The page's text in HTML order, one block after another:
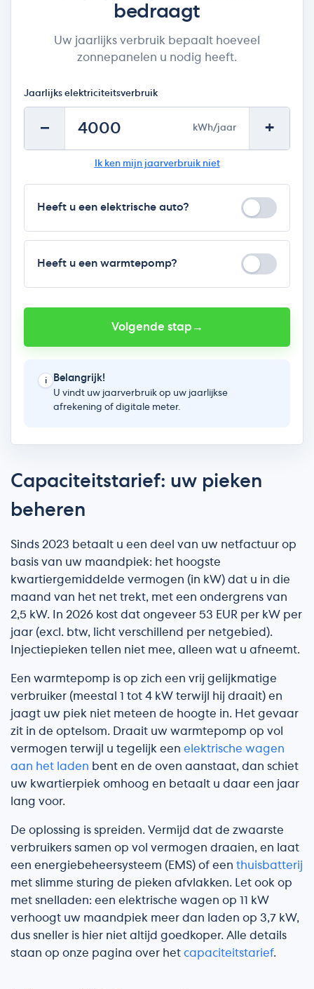
Capaciteitstarief: uw pieken
beheren
Sinds 2023 betaalt u een deel van uw netfactuur op
basis van uw maandpiek: het hoogste
kwartiergemiddelde vermogen (in kW) dat u in die
maand van het net trekt, met een ondergrens van
2,5 kW. In 2026 kost dat ongeveer 53 EUR per kW per
jaar (excl. btw, licht verschillend per netgebied).
Injectiepieken tellen niet mee, alleen wat u afneemt.
Een warmtepomp is op zich een vrij gelijkmatige
verbruiker (meestal 1 tot 4 kW terwijl hij draait) en
jaagt uw piek niet meteen de hoogte in. Het gevaar
zit in de optelsom. Draait uw warmtepomp op vol
vermogen terwijl u tegelijk een elektrische wagen
aan het laden bent en de oven aanstaat, dan schiet
uw kwartierpiek omhoog en betaalt u daar een jaar
lang voor.
De oplossing is spreiden. Vermijd dat de zwaarste
verbruikers samen op vol vermogen draaien, en laat
een energiebeheersysteem (EMS) of een thuisbatterij
met slimme sturing de pieken afvlakken. Let ook op
met snelladen: een elektrische wagen op 11 kW
verhoogt uw maandpiek meer dan laden op 3,7 kW,
dus sneller is hier niet altijd goedkoper. Alle details
staan op onze pagina over het capaciteitstarief.